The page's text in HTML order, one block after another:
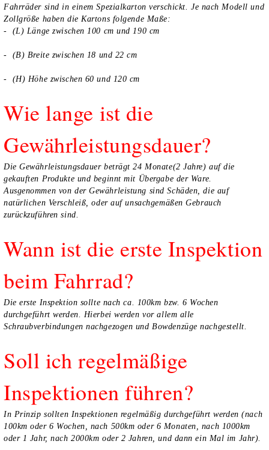
Fahrräder sind in einem Spezialkarton verschickt. Je nach Modell und
Zollgröße haben die Kartons folgende Maße:
- (L) Länge zwischen 100 cm und 190 cm
- (B) Breite zwischen 18 und 22 cm
- (H) Höhe zwischen 60 und 120 cm
Wie lange ist die
Gewährleistungsdauer?
Die Gewährleistungsdauer beträgt 24 Monate(2 Jahre) auf die
gekauften Produkte und beginnt mit Übergabe der Ware.
Ausgenommen von der Gewährleistung sind Schäden, die auf
natürlichen Verschleiß, oder auf unsachgemäßen Gebrauch
zurückzuführen sind.
Wann ist die erste Inspektion
beim Fahrrad?
Die erste Inspektion sollte nach ca. 100km bzw. 6 Wochen
durchgeführt werden. Hierbei werden vor allem alle
Schraubverbindungen nachgezogen und Bowdenzüge nachgestellt.
Soll ich regelmäßige
Inspektionen führen?
In Prinzip sollten Inspektionen regelmäßig durchgeführt werden (nach
100km oder 6 Wochen, nach 500km oder 6 Monaten, nach 1000km
oder 1 Jahr, nach 2000km oder 2 Jahren, und dann ein Mal im Jahr).